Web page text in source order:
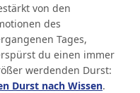
von den
des
Tages,
du einen immer
werdenden Durst:
Durst nach Wissen.